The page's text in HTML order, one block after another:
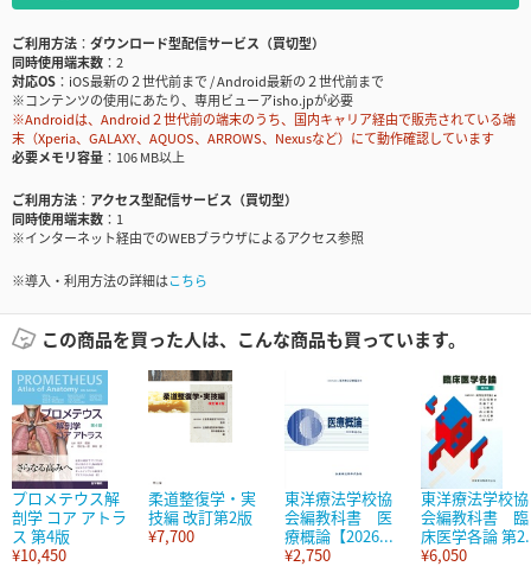
ご利用方法
ダウンロード型配信サービス（買切型）
同時使用端末数
2
対応OS
iOS最新の２世代前まで / Android最新の２世代前まで
※コンテンツの使用にあたり、専用ビューアisho.jpが必要
※Androidは、Android２世代前の端末のうち、国内キャリア経由で販売されている端
末（Xperia、GALAXY、AQUOS、ARROWS、Nexusなど）にて動作確認しています
必要メモリ容量
106 MB以上
ご利用方法
アクセス型配信サービス（買切型）
同時使用端末数
1
※インターネット経由でのWEBブラウザによるアクセス参照
※導入・利用方法の詳細はこちら
この商品を買った人は、こんな商品も買っています。
プロメテウス解
剖学 コア アトラ
ス 第4版
¥10,450
柔道整復学・実
技編 改訂第2版
¥7,700
東洋療法学校協
会編教科書 医
療概論【2026...
¥2,750
東洋療法学校協
会編教科書 臨
床医学各論 第
¥6,050